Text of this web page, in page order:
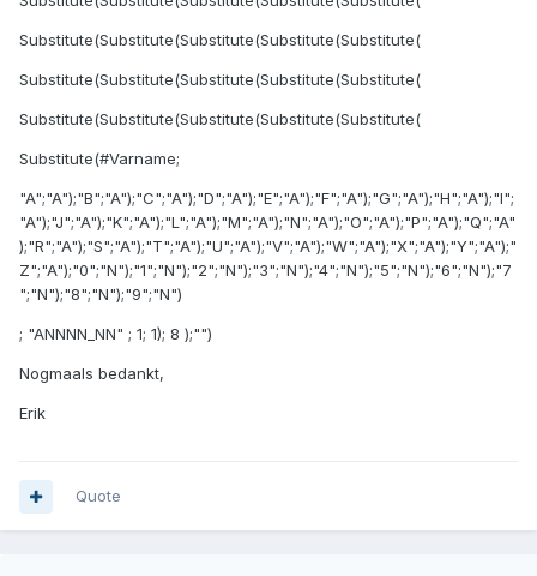
Substitute(Substitute(Substitute(Substitute(Substitute(
Substitute(Substitute(Substitute(Substitute(Substitute(
Substitute(Substitute(Substitute(Substitute(Substitute(
Substitute(#Varname;
"A";"A");"B";"A");"C";"A");"D";"A");"E";"A");"F";"A");"G";"A");"H";"A");"I";
"A");"J";"A");"K";"A");"L";"A");"M";"A");"N";"A");"O";"A");"P";"A");"Q";"A"
);"R";"A");"S";"A");"T";"A");"U";"A");"V";"A");"W";"A");"X";"A");"Y";"A");"
Z";"A");"0";"N");"1";"N");"2";"N");"3";"N");"4";"N");"5";"N");"6";"N");"7
";"N");"8";"N");"9";"N")
; "ANNNN_NN" ; 1; 1); 8 );"")
Nogmaals bedankt,
Erik
Quote